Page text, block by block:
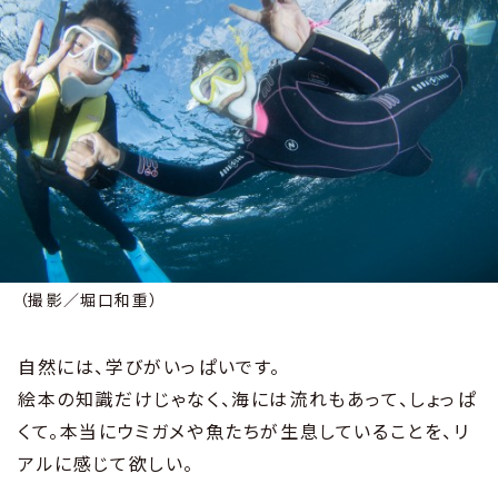
（撮影／堀口和重）
自然には、学びがいっぱいです。
絵本の知識だけじゃなく、海には流れもあって、しょっぱ
くて。本当にウミガメや魚たちが生息していることを、リ
アルに感じて欲しい。